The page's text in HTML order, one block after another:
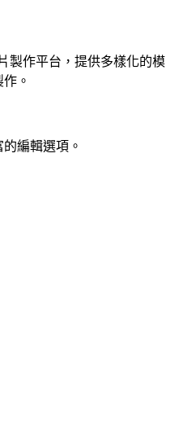
製作平台，提供多樣化的模
。
編輯選項。